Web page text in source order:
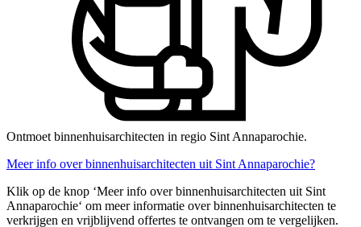
Ontmoet binnenhuisarchitecten in regio Sint Annaparochie.
Meer info over binnenhuisarchitecten uit Sint Annaparochie?
Klik op de knop ‘Meer info over binnenhuisarchitecten uit Sint
Annaparochie‘ om meer informatie over binnenhuisarchitecten te
verkrijgen en vrijblijvend offertes te ontvangen om te vergelijken.